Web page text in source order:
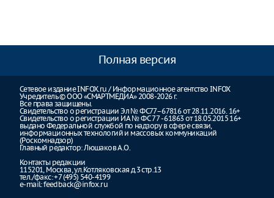
Полная версия
Сетевое издание INFOX.ru / Информационное агентство INFOX
Учредитель © ООО «СМАРТМЕДИА» 2008-2026 г.
Все права защищены.
Свидетельство о регистрации Эл № ФС77–67816 от 28.11.2016. 16+
Свидетельство о регистрации ИА № ФС 77 - 61863 от 18.05.2015 16+
выдано Федеральной службой по надзору в сфере связи,
информационных технологий и массовых коммуникаций
(Роскомнадзор)
Главный редактор: Люшаков А.О.
Контакты редакции
115201, Москва, ул.Котляковская д.3 стр.13
тел./факс: +7 (495) 540-4199
e-mail:feedback@infox.ru